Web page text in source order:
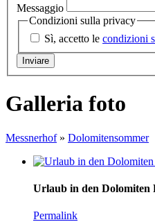
Messaggio
Condizioni sulla privacy
Sì, accetto le condizioni
Galleria foto
Messnerhof» Dolomitensommer
Urlaub in den Dolomiten
Permalink